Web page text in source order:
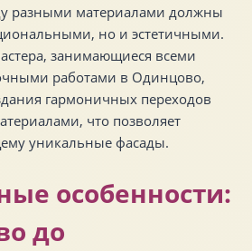
разными материалами должны
но и эстетичными.
занимающиеся всеми
работами в Одинцово,
гармоничных переходов
что позволяет
уникальные фасады.
особенности:
до